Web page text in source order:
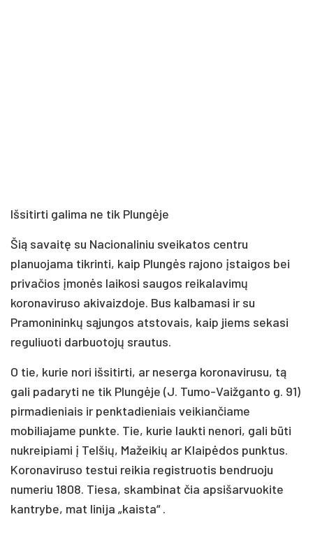
Išsitirti galima ne tik Plungėje
Šią savaitę su Nacionaliniu sveikatos centru
planuojama tikrinti, kaip Plungės rajono įstaigos bei
privačios įmonės laikosi saugos reikalavimų
koronaviruso akivaizdoje. Bus kalbamasi ir su
Pramonininkų sąjungos atstovais, kaip jiems sekasi
reguliuoti darbuotojų srautus.
O tie, kurie nori išsitirti, ar neserga koronavirusu, tą
gali padaryti ne tik Plungėje (J. Tumo-Vaižganto g. 91)
pirmadieniais ir penktadieniais veikiančiame
mobiliajame punkte. Tie, kurie laukti nenori, gali būti
nukreipiami į Telšių, Mažeikių ar Klaipėdos punktus.
Koronaviruso testui reikia registruotis bendruoju
numeriu 1808. Tiesa, skambinat čia apsišarvuokite
kantrybe, mat linija „kaista“ .